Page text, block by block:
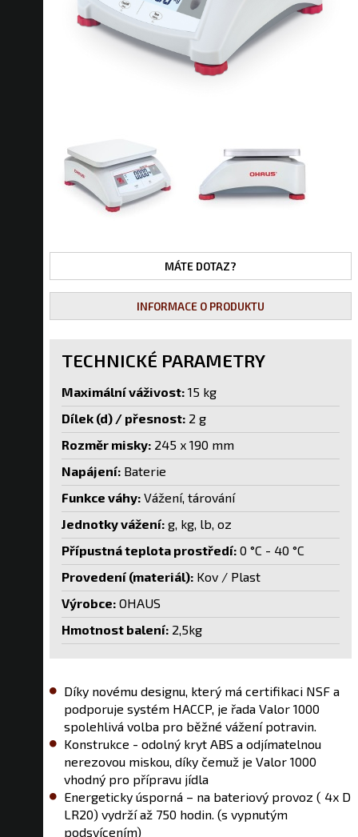
INFORMACE O PRODUKTU
MÁTE DOTAZ?
TECHNICKÉ PARAMETRY
Maximální váživost: 15 kg
Dílek (d) / přesnost: 2 g
Rozměr misky: 245 x 190 mm
Napájení: Baterie
Funkce váhy: Vážení, tárování
Jednotky vážení: g, kg, lb, oz
Přípustná teplota prostředí: 0 °C - 40 °C
Provedení (materiál): Kov / Plast
Výrobce: OHAUS
Hmotnost balení: 2,5kg
Díky novému designu, který má certifikaci NSF a
podporuje systém HACCP, je řada Valor 1000
spolehlivá volba pro běžné vážení potravin.
Konstrukce - odolný kryt ABS a odjímatelnou
nerezovou miskou, díky čemuž je Valor 1000
vhodný pro přípravu jídla
Energeticky úsporná – na bateriový provoz ( 4x D
LR20) vydrží až 750 hodin. (s vypnutým
podsvícením)